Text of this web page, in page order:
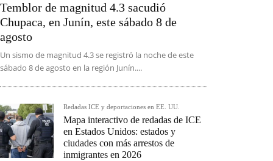
Temblor de magnitud 4.3 sacudió
Chupaca, en Junín, este sábado 8 de
agosto
Un sismo de magnitud 4.3 se registró la noche de este
sábado 8 de agosto en la región Junín....
Redadas ICE y deportaciones en EE. UU.
Mapa interactivo de redadas de ICE
en Estados Unidos: estados y
ciudades con más arrestos de
inmigrantes en 2026